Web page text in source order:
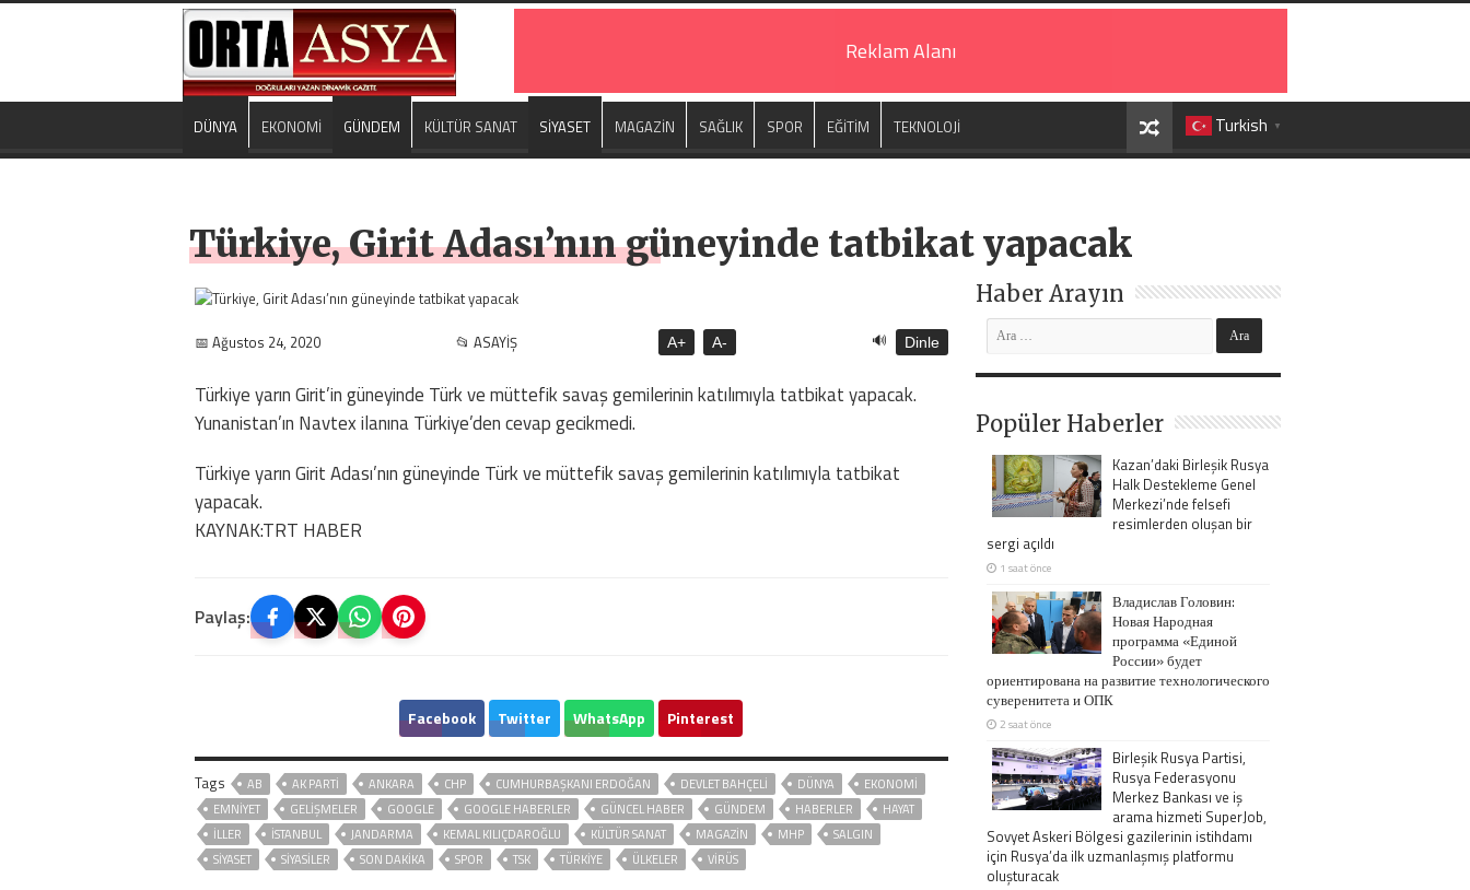
Reklam Alanı
Turkish ▼
DÜNYA EKONOMİ GÜNDEM KÜLTÜR SANAT SİYASET MAGAZİN SAĞLIK SPOR EĞİTİM TEKNOLOJİ
Türkiye, Girit Adası’nın güneyinde tatbikat yapacak
📅 Ağustos 24, 2020 📂 ASAYİŞ A+ A- 🔊 Dinle
Türkiye yarın Girit’in güneyinde Türk ve müttefik savaş gemilerinin katılımıyla tatbikat yapacak.
Yunanistan’ın Navtex ilanına Türkiye’den cevap gecikmedi.
Türkiye yarın Girit Adası’nın güneyinde Türk ve müttefik savaş gemilerinin katılımıyla tatbikat
yapacak.
KAYNAK:TRT HABER
Paylaş:
Facebook Twitter WhatsApp Pinterest
Tags AB AK PARTİ ANKARA CHP CUMHURBAŞKANI ERDOĞAN DEVLET BAHÇELİ DÜNYA
EKONOMİ
EMNİYET
GELIŞMELER GOOGLE GOOGLE HABERLER GÜNCEL HABER GÜNDEM HABERLER
HAYAT
İLLER
ISTANBUL JANDARMA KEMAL KILIÇDAROĞLU KÜLTÜR SANAT MAGAZİN MHP
SALGIN
SİYASET
SİYASİLER SON DAKIKA SPOR TSK TÜRKİYE ÜLKELER VIRÜS
Haber Arayın
Popüler Haberler
Kazan’daki Birleşik Rusya
Halk Destekleme Genel
Merkezi’nde felsefi
resimlerden oluşan bir
sergi açıldı
1 saat önce
Владислав Головин:
Новая Народная
программа «Единой
России» будет
ориентирована на развитие технологического
суверенитета и ОПК
2 saat önce
Birleşik Rusya Partisi,
Rusya Federasyonu
Merkez Bankası ve iş
arama hizmeti SuperJob,
Sovyet Askeri Bölgesi gazilerinin istihdamı
için Rusya’da ilk uzmanlaşmış platformu
oluşturacak